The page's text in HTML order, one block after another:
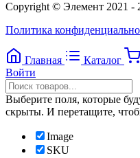
Copyright © Элемент 2021 -
Политика
Главная Каталог
Войти
Прокрутка
вверх
Выберите поля, которые
скрыты. И перетащите,
Image
SKU